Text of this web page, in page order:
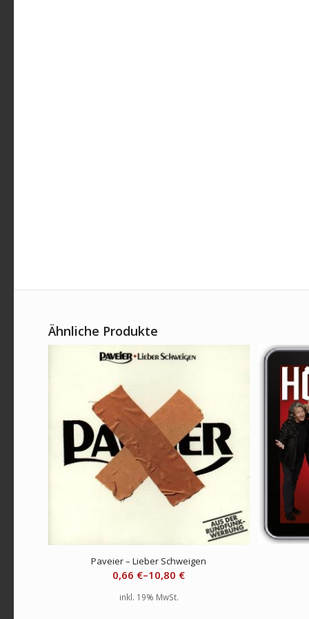
Ähnliche Produkte
Paveier – Lieber Schweigen
0,66 €–10,80 €
inkl. 19% MwSt.